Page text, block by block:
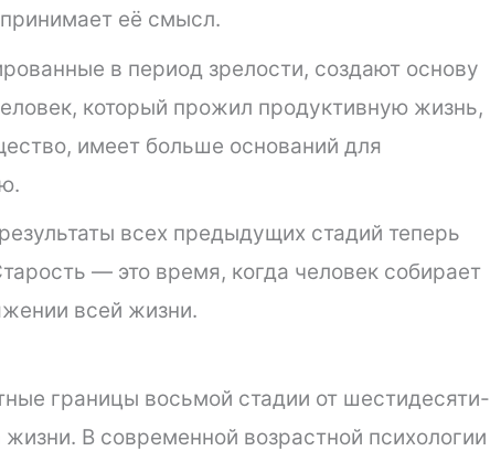
её смысл.
в период зрелости, создают основу
который прожил продуктивную жизнь,
имеет больше оснований для
всех предыдущих стадий теперь
— это время, когда человек собирает
всей жизни.
границы восьмой стадии от шестидесяти-
В современной возрастной психологии